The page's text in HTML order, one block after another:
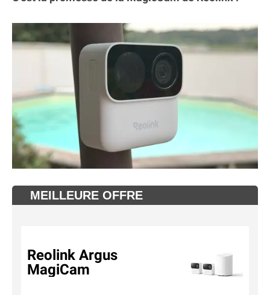
MEILLEURE OFFRE
Reolink Argus
MagiCam